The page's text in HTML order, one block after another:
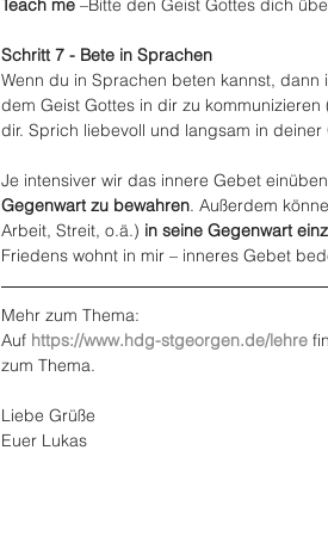
Teach me –Bitte den Geist Gottes dich
Schritt 7 - Bete in Sprachen
Wenn du in Sprachen beten kannst,
dem Geist Gottes in dir zu
dir. Sprich liebevoll und langsam in
Je intensiver wir das innere Gebet
Gegenwart zu bewahren. Außerdem
Arbeit, Streit, o.ä.) in seine Gegenwart
Friedens wohnt in mir – inneres Gebet
Mehr zum Thema:
Auf https://www.hdg-stgeorgen.de/lehre
zum Thema.
Liebe Grüße
Euer Lukas